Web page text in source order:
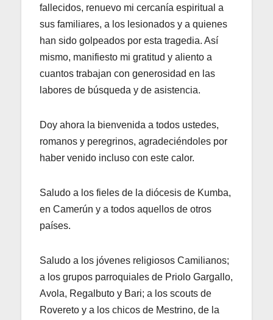
fallecidos, renuevo mi cercanía espiritual a
sus familiares, a los lesionados y a quienes
han sido golpeados por esta tragedia. Así
mismo, manifiesto mi gratitud y aliento a
cuantos trabajan con generosidad en las
labores de búsqueda y de asistencia.
Doy ahora la bienvenida a todos ustedes,
romanos y peregrinos, agradeciéndoles por
haber venido incluso con este calor.
Saludo a los fieles de la diócesis de Kumba,
en Camerún y a todos aquellos de otros
países.
Saludo a los jóvenes religiosos Camilianos;
a los grupos parroquiales de Priolo Gargallo,
Avola, Regalbuto y Bari; a los scouts de
Rovereto y a los chicos de Mestrino, de la